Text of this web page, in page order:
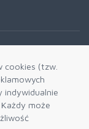
cookies (tzw.
indywidualnie
może